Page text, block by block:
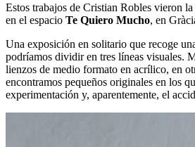
Estos trabajos de Cristian Robles vieron
en el espacio Te Quiero Mucho, en
Una exposición en solitario que recoge
podríamos dividir en tres líneas visuales.
lienzos de medio formato en acrílico, en
encontramos pequeños originales en los
experimentación y, aparentemente, el